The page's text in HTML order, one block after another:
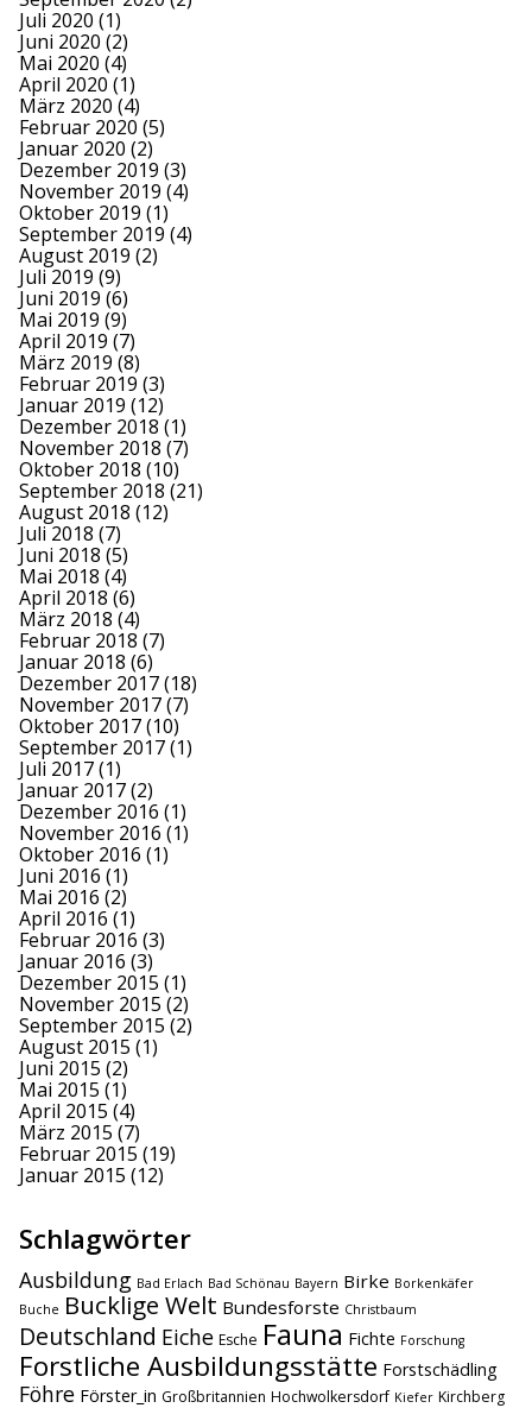
Juli 2020 (1)
Juni 2020 (2)
Mai 2020 (4)
April 2020 (1)
März 2020 (4)
Februar 2020 (5)
Januar 2020 (2)
Dezember 2019 (3)
November 2019 (4)
Oktober 2019 (1)
September 2019 (4)
August 2019 (2)
Juli 2019 (9)
Juni 2019 (6)
Mai 2019 (9)
April 2019 (7)
März 2019 (8)
Februar 2019 (3)
Januar 2019 (12)
Dezember 2018 (1)
November 2018 (7)
Oktober 2018 (10)
September 2018 (21)
August 2018 (12)
Juli 2018 (7)
Juni 2018 (5)
Mai 2018 (4)
April 2018 (6)
März 2018 (4)
Februar 2018 (7)
Januar 2018 (6)
Dezember 2017(18)
November 2017(7)
Oktober 2017(10)
September 2017(1)
Juli 2017(1)
Januar 2017(2)
Dezember 2016 (1)
November 2016 (1)
Oktober 2016 (1)
Juni 2016 (1)
Mai 2016 (2)
April 2016 (1)
Februar 2016 (3)
Januar 2016 (3)
Dezember 2015 (1)
November 2015 (2)
September 2015 (2)
August 2015 (1)
Juni 2015 (2)
Mai 2015 (1)
April 2015 (4)
März 2015 (7)
Februar 2015 (19)
Januar 2015 (12)
Schlagwörter
Ausbildung Bad Erlach Bad Schönau Bayern Birke Borkenkäfer
Buche Bucklige Welt Bundesforste Christbaum
Deutschland Eiche Esche Fauna Fichte Forschung
Forstliche Ausbildungsstätte Forstschädling
Föhre Förster_in Großbritannien Hochwolkersdorf Kiefer Kirchberg